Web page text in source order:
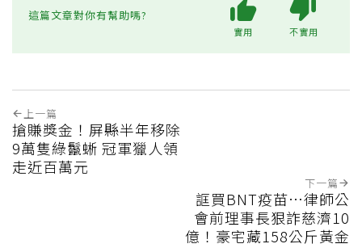
這篇文章對你有幫助嗎?
實用 不實用
上一篇
搶賺獎金！屏縣半年移除
9萬隻綠鬣蜥 冠軍獵人領
走近百萬元
下一篇
誆買BNT疫苗…律師公
會前理事長狠詐慈濟10
億！豪宅藏158公斤黃金